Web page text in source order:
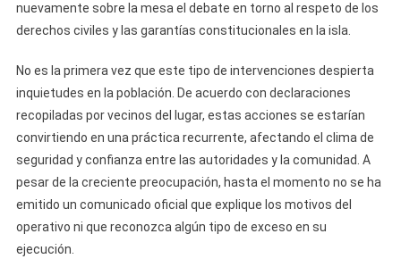
nuevamente sobre la mesa el debate en torno al respeto de los
derechos civiles y las garantías constitucionales en la isla.
No es la primera vez que este tipo de intervenciones despierta
inquietudes en la población. De acuerdo con declaraciones
recopiladas por vecinos del lugar, estas acciones se estarían
convirtiendo en una práctica recurrente, afectando el clima de
seguridad y confianza entre las autoridades y la comunidad. A
pesar de la creciente preocupación, hasta el momento no se ha
emitido un comunicado oficial que explique los motivos del
operativo ni que reconozca algún tipo de exceso en su
ejecución.